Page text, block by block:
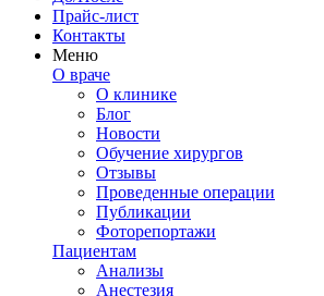
Прайс-лист
Контакты
Меню
О враче
О клинике
Блог
Новости
Обучение хирургов
Отзывы
Проведенные операции
Публикации
Фоторепортажи
Пациентам
Анализы
Анестезия